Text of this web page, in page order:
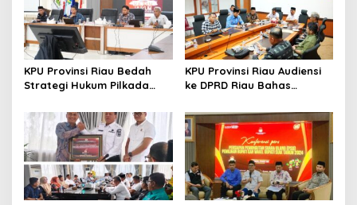
p
o
s
KPU Provinsi Riau Bedah
Strategi Hukum Pilkada
VII, Kaji Ulang Sengketa
Pilkada Rokan Hilir 2024
KPU Provinsi Riau Audiensi
ke DPRD Riau Bahas
dan Alokasi Kursi